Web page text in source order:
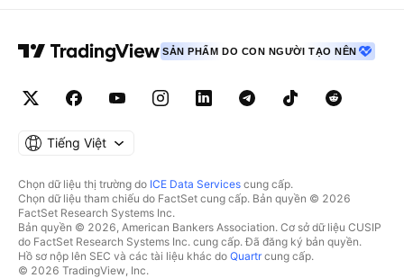
SẢN PHẨM DO CON NGƯỜI TẠO NÊN
Tiếng Việt
Chọn dữ liệu thị trường do ICE Data Services cung cấp.
Chọn dữ liệu tham chiếu do FactSet cung cấp. Bản quyền © 2026
FactSet Research Systems Inc.
Bản quyền © 2026, American Bankers Association. Cơ sở dữ liệu CUSIP
do FactSet Research Systems Inc. cung cấp. Đã đăng ký bản quyền.
Hồ sơ nộp lên SEC và các tài liệu khác do Quartrcung cấp.
© 2026 TradingView, Inc.